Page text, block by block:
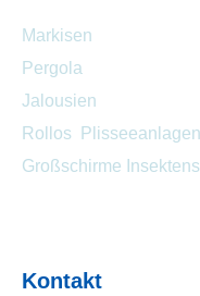
Markisen
Pergola
Jalousien
Rollos Plisseeanlagen
Großschirme
Kontakt